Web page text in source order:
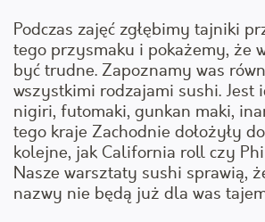
Podczas zajęć zgłębimy tajniki
tego przysmaku i pokażemy, że
być trudne. Zapoznamy was
wszystkimi rodzajami sushi. Jest
nigiri, futomaki, gunkan maki,
tego kraje Zachodnie dołożyły
kolejne, jak California roll czy
Nasze warsztaty sushi sprawią,
nazwy nie będą już dla was